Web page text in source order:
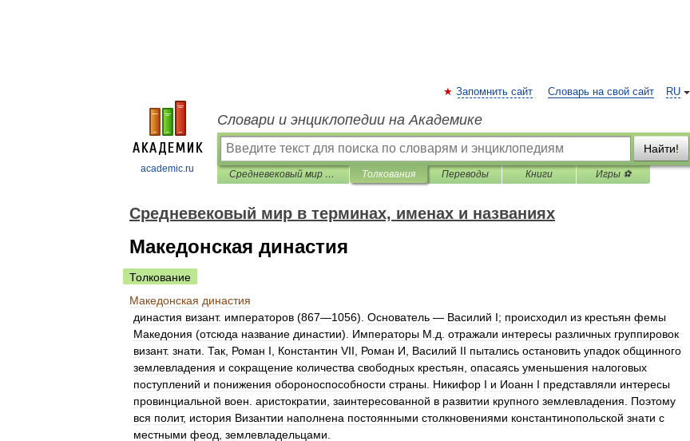
academic.ru
RU
Запомнить сайт Словарь на свой сайт
Словари и энциклопедии на Академике
Найти!
Средневековый мир в терминах, именах и названиях Толкования Переводы Книги Игры ⚽
Средневековый мир в терминах, именах и названиях
Македонская династия
Толкование
Македонская династия
династия визант. императоров (867—1056). Основатель — Василий I; происходил из крестьян фемы
Македония (отсюда название династии). Императоры М д отражали интересы различных группировок
визант. знати Так Роман I Константин VII Роман И Василий II пытались остановить упадок общинного
землевладения и сокращение количества свободных крестьян опасаясь уменьшения налоговых
поступлений и понижения обороноспособности страны Никифор I и Иоанн I представляли интересы
провинциальной воен аристократии заинтересованной в развитии крупного землевладения
Поэтому
вся полит, история Византии наполнена постоянными столкновениями константинопольской знати с
местными феод землевладельцами